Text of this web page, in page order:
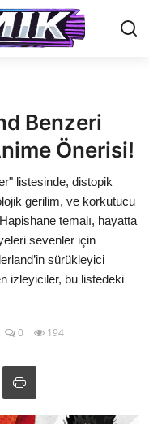
Benzeri
Önerisi!
listesinde, distopik
gerilim, ve korkutucu
temalı, hayatta
sevenler için
sürükleyici
izleyiciler, bu listedeki
0 194